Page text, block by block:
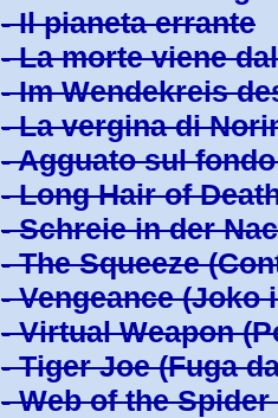
- Il pianeta errante
- La morte viene
- Im Wendekreis
- La vergina di
- Agguato sul
- Long Hair of
- Schreie in der
- The Squeeze
- Vengeance (Joko
- Virtual Weapon
- Tiger Joe (Fuga
- Web of the